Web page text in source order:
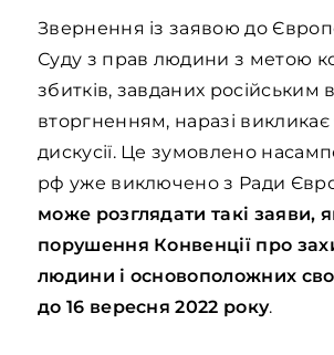
Звернення із заявою до
Суду з прав людини з метою
збитків, завданих російським
вторгненням, наразі викликає
дискусії. Це зумовлено
рф уже виключено з Ради
може розглядати такі заяви,
порушення Конвенції про
людини і основоположних
до 16 вересня 2022 року.